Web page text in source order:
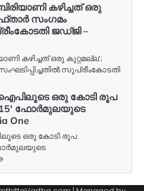
കഴിച്ചത് ഒരു
സംഗമം
ജഡ്ജി –
കഴിച്ചത് ഒരു കുറ്റമല്ല’;
സുപ്രീംകോടതി
ഒരു കോടി രൂപ
15′ ഫോർമുലയുടെ
One
ഒരു കോടി രൂപ
ഫോർമുലയുടെ